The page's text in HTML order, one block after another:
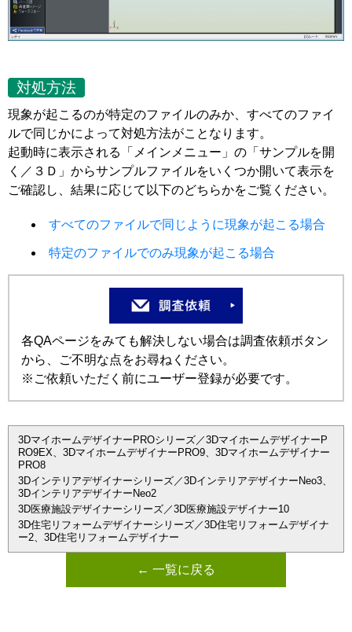
対処方法
現象が起こるのが特定のファイルのみか、すべてのファイ
ルで同じかによって対処方法がことなります。
起動時に表示される「メインメニュー」の「サンプルを開
く／３Ｄ」からサンプルファイルをいくつか開いて表示を
ご確認し、結果に応じて以下のどちらかをご覧ください。
すべてのファイルで同じように現象が起こる場合
特定のファイルでのみ現象が起こる場合
各QAページをみても解決しない場合は調査依頼ボタン
から、ご不明な点をお尋ねください。
※ご依頼いただく前にユーザー登録が必要です。
3DマイホームデザイナーPROシリーズ／3DマイホームデザイナーP
RO9EX、3DマイホームデザイナーPRO9、3Dマイホームデザイナー
PRO8
3Dインテリアデザイナーシリーズ／3DインテリアデザイナーNeo3、
3DインテリアデザイナーNeo2
3D医療施設デザイナーシリーズ／3D医療施設デザイナー10
3D住宅リフォームデザイナーシリーズ／3D住宅リフォームデザイナ
ー2、3D住宅リフォームデザイナー
← 一覧に戻る